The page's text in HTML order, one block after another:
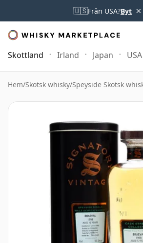
🇺🇸Från USA?Byt ×
Skottland Irland Japan USA
Hem/Skotsk whisky/Speyside Skotsk